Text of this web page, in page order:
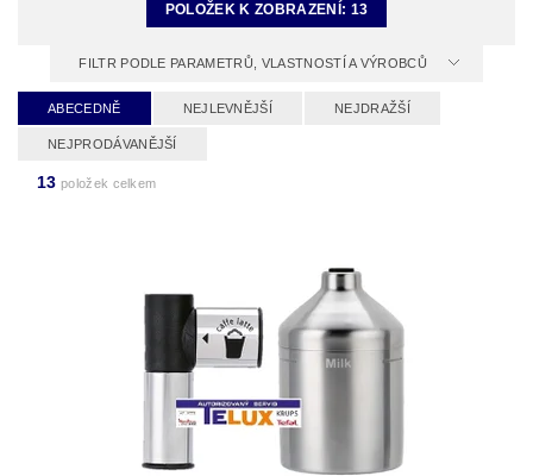
POLOŽEK K ZOBRAZENÍ: 13
FILTR PODLE PARAMETRŮ, VLASTNOSTÍ A VÝROBCŮ
ABECEDNĚ NEJLEVNĚJŠÍ NEJDRAŽŠÍ
NEJPRODÁVANĚJŠÍ
13 položek celkem